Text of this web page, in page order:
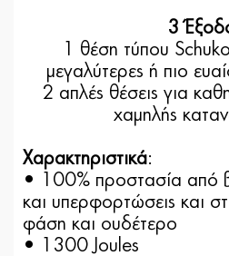
3
1 θέση τύπου
μεγαλύτερες ή πιο
2 απλές θέσεις για
χαμηλής
Χαρακτηριστικά:
• 100% προστασία από
και υπερφορτώσεις και
φάση και ουδέτερο
• 1300 Joules